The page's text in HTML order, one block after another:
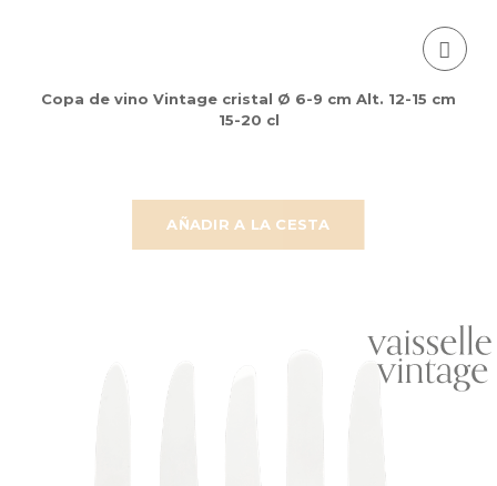
AÑADIR A LA CESTA
Copa de vino Vintage cristal Ø 6-9 cm Alt. 12-15 cm
15-20 cl